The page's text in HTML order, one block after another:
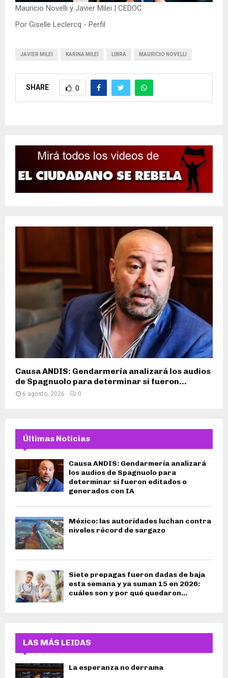
Mauricio Novelli y Javier Milei | CEDOC
Por Giselle Leclercq - Perfil
JAVIER MILEI KARINA MILEI LIBRA MAURICIO NOVELLI
SHARE 0
Causa ANDIS: Gendarmería analizará los audios
de Spagnuolo para determinar si fueron...
6 agosto, 2026 0
Últimas Noticias
Causa ANDIS: Gendarmería analizará
los audios de Spagnuolo para
determinar si fueron editados o
generados con IA
México: las autoridades luchan contra
niveles récord de sargazo
Siete prepagas fueron dadas de baja
esta semana y ya suman 15 en 2026:
cuáles son y por qué quedaron...
LAS MÁS LEIDAS
La esperanza no derrama